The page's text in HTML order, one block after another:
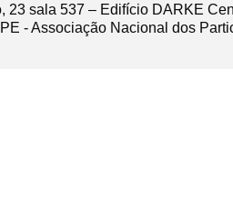
23 sala 537 – Edifício DARKE
- Associação Nacional dos